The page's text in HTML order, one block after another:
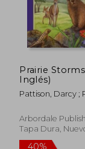
40%
dcto.
Prairie
Inglés)
Pattison, Darcy ;
Arbordale
Tapa Dura,